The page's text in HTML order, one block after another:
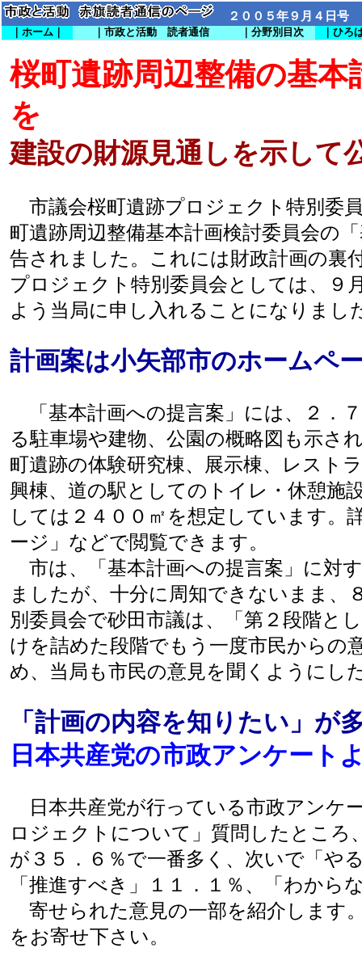
２００５年９月４日号
｜ホーム｜ ｜市政と活動 読者通信 ｜分野別目次 ｜ひろ
桜町遺跡周辺整備の基本
を
建設の財源見通しを示して
市議会桜町遺跡プロジェクト特別委
町遺跡周辺整備基本計画検討委員会の
告されました。これには財政計画の裏
プロジェクト特別委員会としては、９
よう当局に申し入れることになりまし
計画案は小矢部市のホームペ
「基本計画への提言案」には、２．
る駐車場や建物、公園の概略図も示さ
町遺跡の体験研究棟、展示棟、レスト
興棟、道の駅としてのトイレ・休憩施
しては２４００㎡を想定しています。
ージ」などで閲覧できます。
市は、「基本計画への提言案」に対
ましたが、十分に周知できないまま、
別委員会で砂田市議は、「第２段階と
けを詰めた段階でもう一度市民からの
め、当局も市民の意見を聞くようにし
「計画の内容を知りたい」が
日本共産党の市政アンケート
日本共産党が行っている市政アンケ
ロジェクトについて」質問したところ
が３５．６％で一番多く、次いで「や
「推進すべき」１１．１％、「わから
寄せられた意見の一部を紹介します
をお寄せ下さい。